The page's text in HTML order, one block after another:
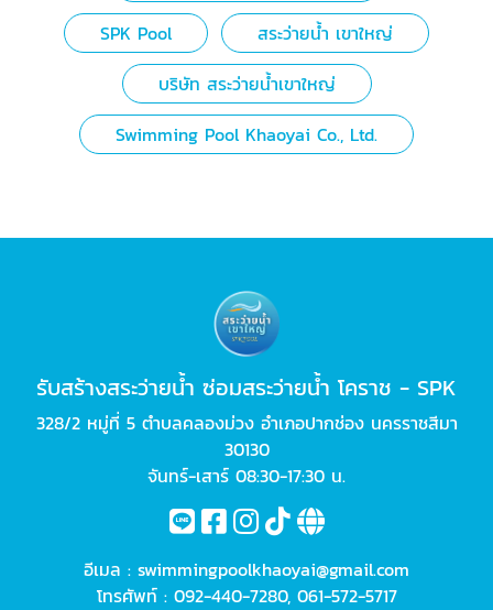
SPK Pool
สระว่ายน้ำ เขาใหญ่
บริษัท สระว่ายน้ำเขาใหญ่
Swimming Pool Khaoyai Co., Ltd.
รับสร้างสระว่ายน้ำ ซ่อมสระว่ายน้ำ โคราช - SPK
328/2 หมู่ที่ 5 ตำบลคลองม่วง อำเภอปากช่อง นครราชสีมา
30130
จันทร์-เสาร์ 08:30-17:30 น.
อีเมล : swimmingpoolkhaoyai@gmail.com
โทรศัพท์ : 092-440-7280, 061-572-5717